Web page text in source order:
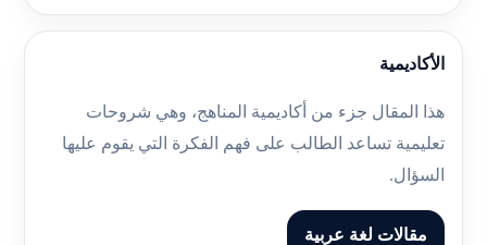
الأكاديمية
هذا المقال جزء من أكاديمية المناهج، وهي شروحات
تعليمية تساعد الطالب على فهم الفكرة التي يقوم عليها
السؤال.
مقالات لغة عربية